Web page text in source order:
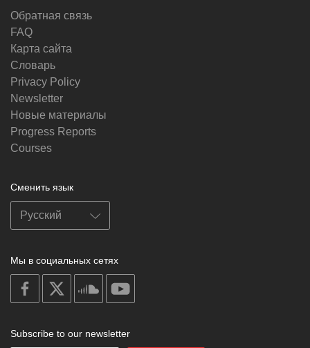
Обратная связь
FAQ
Карта сайта
Словарь
Privacy Policy
Newsletter
Новые материалы
Progress Reports
Courses
Сменить язык
Мы в социальных сетях
on
facebook
soundcloud
Subscribe to our newsletter